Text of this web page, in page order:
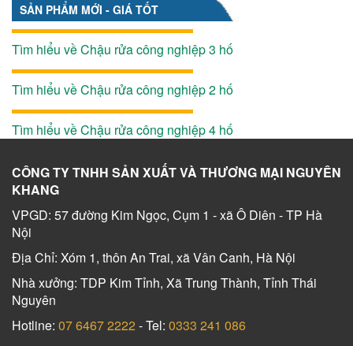
SẢN PHẨM MỚI - GIÁ TỐT
Tìm hiểu về Chậu rửa công nghiệp 3 hố
Tìm hiểu về Chậu rửa công nghiệp 2 hố
Tìm hiểu về Chậu rửa công nghiệp 4 hố
CÔNG TY TNHH SẢN XUẤT VÀ THƯƠNG MẠI NGUYÊN
KHANG
VPGD: 57 đường Kim Ngọc, Cụm 1 - xã Ô Diên - TP Hà
Nội
Địa Chỉ: Xóm 1, thôn An Trai, xã Vân Canh, Hà Nội
Nhà xưởng: TDP Kim Tỉnh, Xã Trung Thành, Tỉnh Thái
Nguyên
Hotline: 07 6467 2222 - Tel: 0333 241 086